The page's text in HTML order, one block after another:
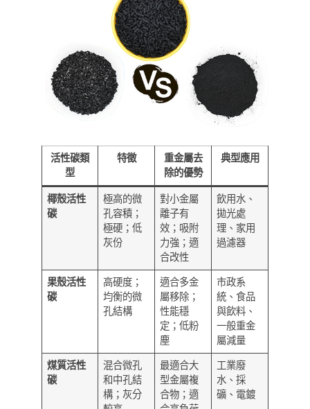
活性碳類
型
特徵
重金屬去
除的優勢
典型應用
椰殼活性
碳
極高的微
孔容積；
極硬；低
灰份
對小金屬
離子有
效；吸附
力強；適
合改性
飲用水、
拋光處
理、家用
過濾器
果殼活性
碳
高硬度；
均衡的微
孔結構
適合多金
屬移除；
性能穩
定；低粉
塵
市政系
統、食品
與飲料、
一般重金
屬減量
煤質活性
碳
混合微孔
和中孔結
構；灰分
最適合大
型金屬複
合物；適
工業廢
水、採
礦、電鍍